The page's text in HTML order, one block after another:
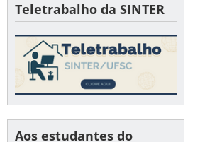
Teletrabalho da SINTER
Aos estudantes do